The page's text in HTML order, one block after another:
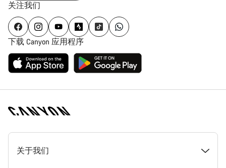
关注我们
下载 Canyon 应用程序
[footer.linksList.title]
关于我们